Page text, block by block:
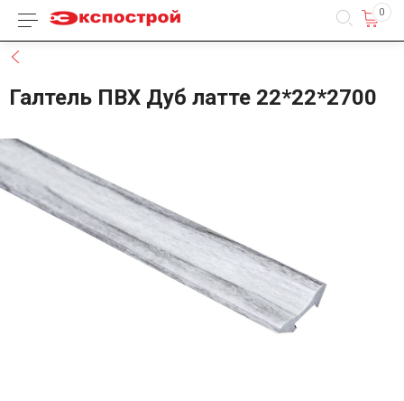
Каталог товаров 0
Галтель ПВХ Дуб латте 22*22*2700